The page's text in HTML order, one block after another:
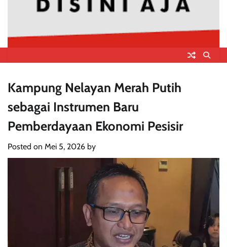
Kampung Nelayan Merah Putih
sebagai Instrumen Baru
Pemberdayaan Ekonomi Pesisir
Posted on Mei 5, 2026 by